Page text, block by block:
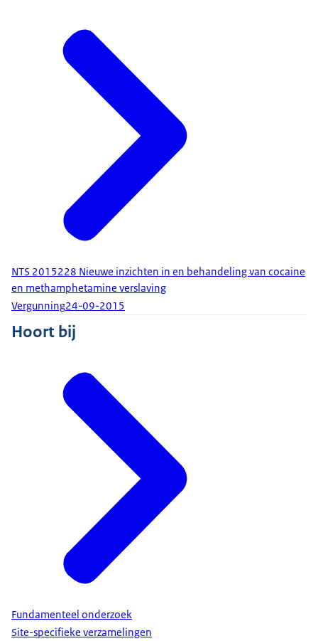
NTS 2015228 Nieuwe inzichten in en behandeling van cocaine
en methamphetamine verslaving
Vergunning24-09-2015
Hoort bij
Fundamenteel onderzoek
Site-specifieke verzamelingen